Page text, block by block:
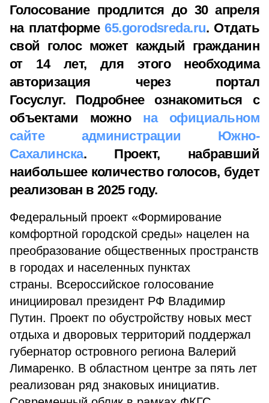
Голосование продлится до 30 апреля
на платформе65.gorodsreda.ru. Отдать
свой голос может каждый гражданин
от 14 лет, для этого необходима
авторизация через портал
Госуслуг.
Подробнее ознакомиться с
объектами можно на официальном
сайте администрации Южно-
Сахалинска. Проект, набравший
наибольшее количество голосов, будет
реализован в 2025 году.
Федеральный проект «Формирование
комфортной городской среды» нацелен на
преобразование общественных пространств
в городах и населенных пунктах
страны. Всероссийское голосование
инициировал президент РФ Владимир
Путин. Проект по обустройству новых мест
отдыха и дворовых территорий поддержал
губернатор островного региона Валерий
Лимаренко. В областном центре за пять лет
реализован ряд знаковых инициатив.